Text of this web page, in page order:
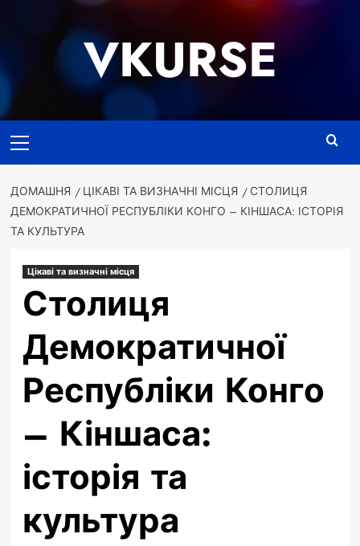
VKURSE
меню
ДОМАШНЯ ЦІКАВІ ТА ВИЗНАЧНІ МІСЦЯ
СТОЛИЦЯ
ДЕМОКРАТИЧНОЇ РЕСПУБЛІКИ КОНГО – КІНШАСА: ІСТОРІЯ
ТА КУЛЬТУРА
Цікаві та визначні місця
Столиця
Демократичної
Республіки Конго
– Кіншаса:
історія та
культура